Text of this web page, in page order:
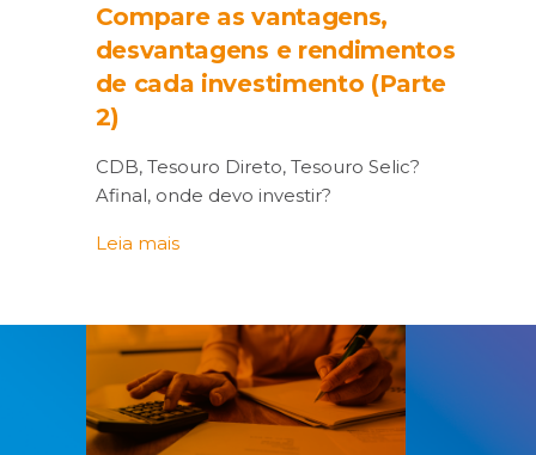
Compare as vantagens,
desvantagens e rendimentos
de cada investimento (Parte
2)
CDB, Tesouro Direto, Tesouro Selic?
Afinal, onde devo investir?
Leia mais